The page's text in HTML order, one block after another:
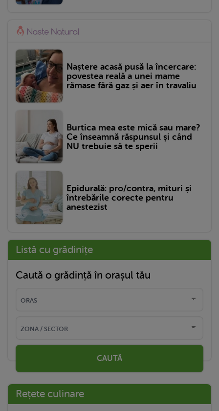
Naștere acasă pusă la încercare:
povestea reală a unei mame
rămase fără gaz și aer în travaliu
Burtica mea este mică sau mare?
Ce înseamnă răspunsul și când
NU trebuie să te sperii
Epidurală: pro/contra, mituri și
întrebările corecte pentru
anestezist
Listă cu grădinițe
Caută o grădință în orașul tău
CAUTĂ
Rețete culinare